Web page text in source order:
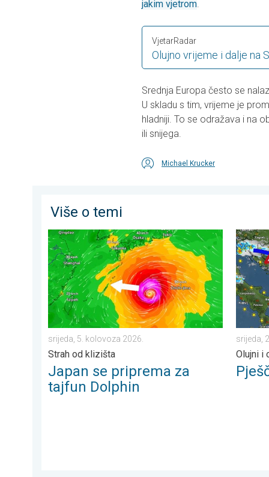
jakim vjetrom.
Olujno vrijeme i dalje na
VjetarRadar
Srednja Europa često se
U skladu s tim, vrijeme je
hladniji. To se odražava i na
ili snijega.
Michael Krucker
Više o temi
Japan se priprema za tajfun Dolphin. Strah od
srijeda, 5. kolovoza 2026.
Strah od klizišta
Japan se priprema za
tajfun Dolphin
srijeda,
Olujni i